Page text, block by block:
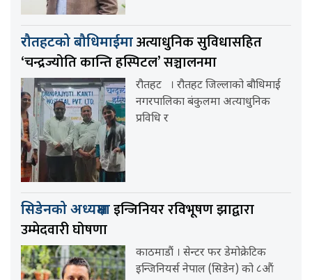
रौतहटको बौधिमाईमाअत्याधुनिक सुविधासहित
‘चन्द्रज्योति कान्ति हस्पिटल’ सञ्चालनमा
रौतहट । रौतहट जिल्लाको बौधिमाई
नगरपालिका बंकुलमा अत्याधुनिक
प्रविधि र
सिडेनको अध्यक्षमाइन्जिनियर रविभूषण झाद्वारा
उम्मेदवारी घोषणा
काठमाडौं । सेन्टर फर डेमोक्रेटिक
इन्जिनियर्स नेपाल (सिडेन) को ८औं